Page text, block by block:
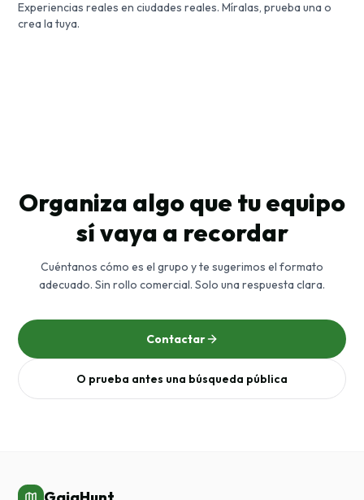
Experiencias reales en ciudades reales. Míralas, prueba una o
crea la tuya.
La Carrera de Horta
Un paseo por la historia de Roma
Organiza algo que tu equipo
sí vaya a recordar
Cuéntanos cómo es el grupo y te sugerimos el formato
adecuado. Sin rollo comercial. Solo una respuesta clara.
Contactar
O prueba antes una búsqueda pública